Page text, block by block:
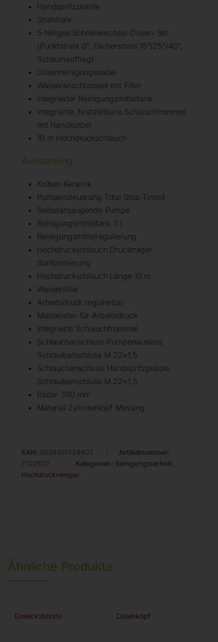
Handspritzpistole
Strahlrohr
5-teiliges Schnellwechsel-Düsen-Set
(Punktstrahl 0°, Fächerstrahl 15°/25°/40°,
Schaumauftrag)
Düsenreinigungsnadel
Wasseranschlussset mit Filter
Integrierter Reinigungsmitteltank
Integrierte, feststellbare Schlauchtrommel
mit Handkurbel
10 m Hochdruckschlauch
Ausstattung
Kolben Keramik
Pumpensteuerung Total Stop Timed
Selbstansaugende Pumpe
Reinigungsmitteltank 3 l
Reinigungsmittelregulierung
Hochdruckschlauch Druckträger
Stahlarmierung
Hochdruckschlauch Länge 10 m
Wasserfilter
Arbeitsdruck regulierbar
Manometer für Arbeitsdruck
Integrierte Schlauchtrommel
Schlauchanschluss Pumpenauslass
Schraubanschluss M 22×1,5
Schlauchanschluss Handspritzpistole
Schraubanschluss M 22×1,5
Räder 300 mm
Material Zylinderkopf Messing
EAN: 4036351229407
Artikelnummer:
7102902
Kategorien: Reinigungstechnik
Hochdruckreiniger
Ähnliche Produkte
Dreiecksbürste Düsenkopf